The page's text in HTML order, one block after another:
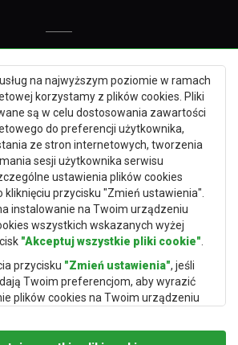
na najwyższym poziomie w ramach
korzystamy z plików cookies. Pliki
są w celu dostosowania zawartości
do preferencji użytkownika,
ze stron internetowych, tworzenia
sesji użytkownika serwisu
ustawienia plików cookies
przycisku "Zmień ustawienia".
instalowanie na Twoim urządzeniu
wszystkich wskazanych wyżej
"Akceptuj wszystkie pliki cookie"
przycisku "Zmień ustawienia", jeśli
Twoim preferencjom, aby wyrazić
plików cookies na Twoim urządzeniu
.
Dywany Gdańsk
Dywany Toruń
Dywany Bydgoszcz
Dywany Łódź
Dywany Katowice
Dywany Częstochowa